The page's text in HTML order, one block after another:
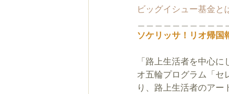
ビッグイシュー基金と
ソケリッサ！リオ帰国
「路上生活者を中心
オ五輪プログラム「
り、路上生活者のア